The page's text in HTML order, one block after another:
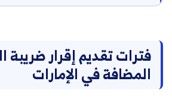
فترات تقديم إقرار ضريبة
المضافة في الإمارات